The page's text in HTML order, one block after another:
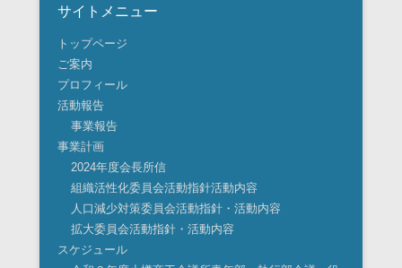
サイトメニュー
トップページ
ご案内
プロフィール
活動報告
事業報告
事業計画
2024年度会長所信
組織活性化委員会活動指針活動内容
人口減少対策委員会活動指針・活動内容
拡大委員会活動指針・活動内容
スケジュール